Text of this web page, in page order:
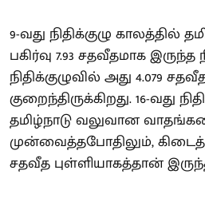
9-வது நிதிக்குழு காலத்தில்
பகிர்வு 7.93 சதவீதமாக இருந்த
நிதிக்குழுவில் அது 4.079
குறைந்திருக்கிறது. 16-வது
தமிழ்நாடு வலுவான
முன்வைத்தபோதிலும்,
சதவீத புள்ளியாகத்தான்